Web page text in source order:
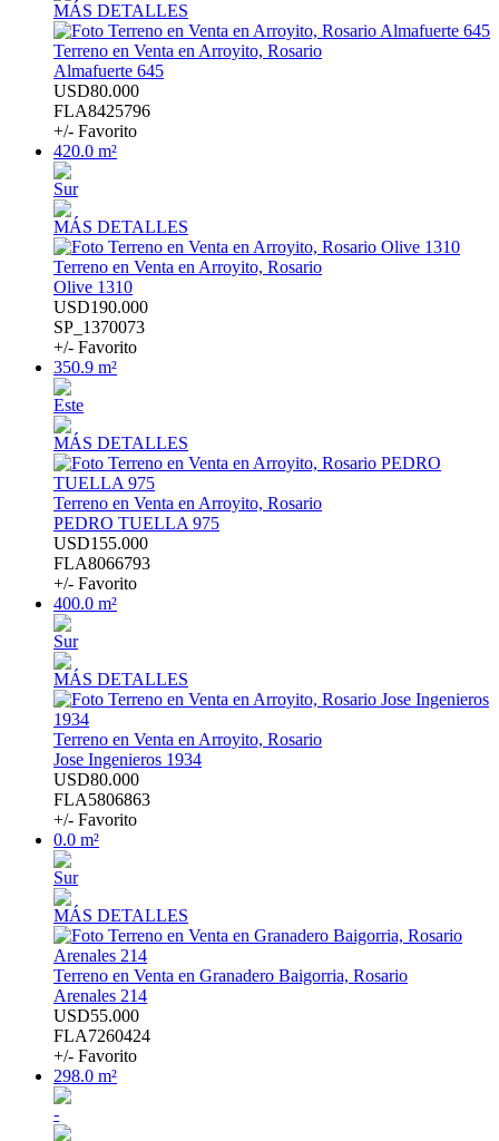
MÁS DETALLES
Terreno en Venta en Arroyito, Rosario
Almafuerte 645
USD80.000
FLA8425796
+/- Favorito
420.0 m²
Sur
MÁS DETALLES
Terreno en Venta en Arroyito, Rosario
Olive 1310
USD190.000
SP_1370073
+/- Favorito
350.9 m²
Este
MÁS DETALLES
Terreno en Venta en Arroyito, Rosario
PEDRO TUELLA 975
USD155.000
FLA8066793
+/- Favorito
400.0 m²
Sur
MÁS DETALLES
Terreno en Venta en Arroyito, Rosario
Jose Ingenieros 1934
USD80.000
FLA5806863
+/- Favorito
0.0 m²
Sur
MÁS DETALLES
Terreno en Venta en Granadero Baigorria, Rosario
Arenales 214
USD55.000
FLA7260424
+/- Favorito
298.0 m²
-